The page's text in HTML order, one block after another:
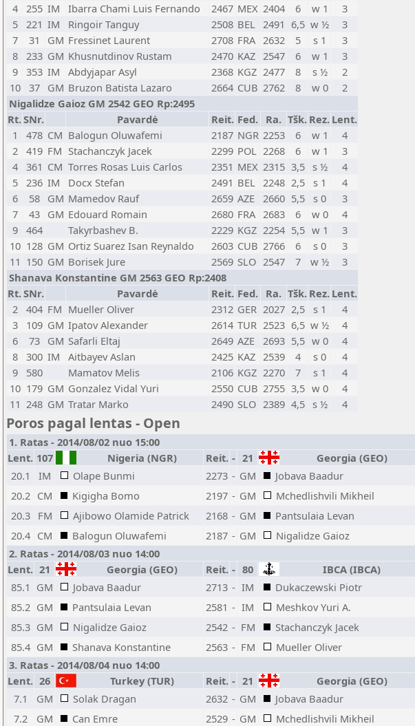
4
255 IM Ibarra Chami Luis Fernando 2467 MEX 2404 6 w 1
3
5
221 IM Ringoir Tanguy 2508 BEL 2491 6,5 w ½
3
7
31 GM Fressinet Laurent 2708 FRA 2632 5 s 1
3
8
233 GM Khusnutdinov Rustam 2470 KAZ 2547 6 w 1
3
9
353 IM Abdyjapar Asyl 2368 KGZ 2477 8 s ½
2
10
37 GM Bruzon Batista Lazaro 2664 CUB 2762 8 w 0
2
Nigalidze Gaioz GM 2542 GEO Rp:2495
Rt.SNr. Pavardė Reit. Fed. Ra. Tšk. Rez. Lent.
1
478 CM Balogun Oluwafemi 2187 NGR 2253 6 w 1
4
2
419 FM Stachanczyk Jacek 2299 POL 2268 6 w 1
3
4
361 CM Torres Rosas Luis Carlos 2351 MEX 2315 3,5 s ½
4
5
236 IM Docx Stefan 2491 BEL 2248 2,5 s 1
4
6
58 GM Mamedov Rauf 2659 AZE 2660 5,5 s 0
3
7
43 GM Edouard Romain 2680 FRA 2683 6 w 0
4
9
464 Takyrbashev B. 2229 KGZ 2254 5,5 w 1
3
10 128 GM Ortiz Suarez Isan Reynaldo 2603 CUB 2766 6 s 0
3
11 150 GM Borisek Jure 2569 SLO 2547 7 w ½
3
Shanava Konstantine GM 2563 GEO Rp:2408
Rt.SNr. Pavardė Reit. Fed. Ra. Tšk. Rez. Lent.
2
404 FM Mueller Oliver 2312 GER 2027 2,5 s 1
4
3
109 GM Ipatov Alexander 2614 TUR 2523 6,5 w ½
4
6
73 GM Safarli Eltaj 2649 AZE 2693 5,5 w 0
4
8
300 IM Aitbayev Aslan 2425 KAZ 2539 4 s 0
4
9
580 Mamatov Melis 2106 KGZ 2270 7 s 1
4
10 179 GM Gonzalez Vidal Yuri 2550 CUB 2755 3,5 w 0
4
11 248 GM Tratar Marko 2490 SLO 2389 4,5 s ½ 4
Poros pagal lentas - Open
1. Ratas - 2014/08/02 nuo 15:00
Lent. 107 Nigeria (NGR) Reit. - 21 Georgia (GEO)
20.1
IM Olape Bunmi 2273 - GM Jobava Baadur
20.2 CM Kigigha Bomo 2197 - GM Mchedlishvili Mikheil
20.3 FM Ajibowo Olamide Patrick 2168 - GM Pantsulaia Levan
20.4 CM Balogun Oluwafemi 2187 - GM Nigalidze Gaioz
2. Ratas - 2014/08/03 nuo 14:00
Lent. 21 Georgia (GEO) Reit. - 80 IBCA (IBCA)
85.1 GM Jobava Baadur 2713 - IM Dukaczewski Piotr
85.2 GM Pantsulaia Levan 2581 - IM Meshkov Yuri A.
85.3 GM Nigalidze Gaioz 2542 - FM Stachanczyk Jacek
85.4 GM Shanava Konstantine 2563 - FM Mueller Oliver
3. Ratas - 2014/08/04 nuo 14:00
Lent. 26 Turkey (TUR) Reit. - 21 Georgia (GEO)
7.1
GM Solak Dragan 2632 - GM Jobava Baadur
7.2
GM Can Emre 2529 - GM Mchedlishvili Mikheil